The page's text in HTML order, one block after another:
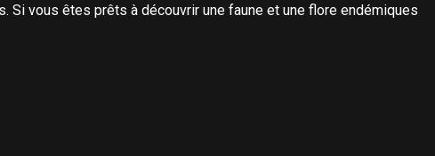
Si vous êtes prêts à découvrir une faune et une flore endémiques